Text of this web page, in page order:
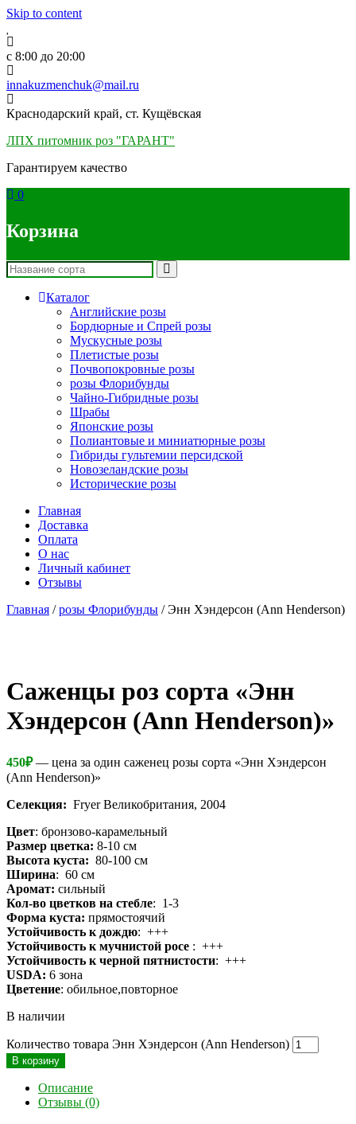
Skip to content
c 8:00 до 20:00
innakuzmenchuk@mail.ru
Краснодарский край, ст. Кущёвская
ЛПХ питомник роз "ГАРАНТ"
Гарантируем качество
0
Корзина
Каталог
Английские розы
Бордюрные и Спрей розы
Мускусные розы
Плетистые розы
Почвопокровные розы
розы Флорибунды
Чайно-Гибридные розы
Шрабы
Японские розы
Полиантовые и миниатюрные розы
Гибриды гультемии персидской
Новозеландские розы
Исторические розы
Главная
Доставка
Оплата
О нас
Личный кабинет
Отзывы
Главная /розы Флорибунды / Энн Хэндерсон (Ann Henderson)
Cаженцы роз сорта «Энн
Хэндерсон (Ann Henderson)»
450₽— цена за один саженец розы сорта «Энн Хэндерсон
(Ann Henderson)»
Селекция: Fryer Великобритания, 2004
Цвет: бронзово-карамельный
Размер цветка: 8-10 см
Высота куста: 80-100 см
Ширина: 60 см
Аромат: сильный
Кол-во цветков на стебле: 1-3
Форма куста: прямостоячий
Устойчивость к дождю: +++
Устойчивость к мучнистой росе : +++
Устойчивость к черной пятнистости: +++
USDA: 6 зона
Цветение: обильное,повторное
В наличии
Количество товара Энн Хэндерсон (Ann Henderson)
В корзину
Описание
Отзывы (0)